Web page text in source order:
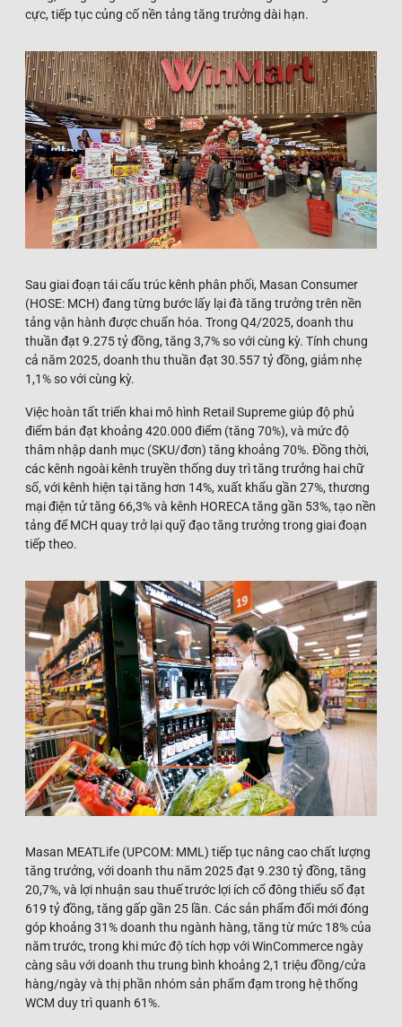
cực, tiếp tục củng cố nền tảng tăng trưởng dài hạn.
Sau giai đoạn tái cấu trúc kênh phân phối, Masan Consumer
(HOSE: MCH) đang từng bước lấy lại đà tăng trưởng trên nền
tảng vận hành được chuẩn hóa. Trong Q4/2025, doanh thu
thuần đạt 9.275 tỷ đồng, tăng 3,7% so với cùng kỳ. Tính chung
cả năm 2025, doanh thu thuần đạt 30.557 tỷ đồng, giảm nhẹ
1,1% so với cùng kỳ.
Việc hoàn tất triển khai mô hình Retail Supreme giúp độ phủ
điểm bán đạt khoảng 420.000 điểm (tăng 70%), và mức độ
thâm nhập danh mục (SKU/đơn) tăng khoảng 70%. Đồng thời,
các kênh ngoài kênh truyền thống duy trì tăng trưởng hai chữ
số, với kênh hiện tại tăng hơn 14%, xuất khẩu gần 27%, thương
mại điện tử tăng 66,3% và kênh HORECA tăng gần 53%, tạo nền
tảng để MCH quay trở lại quỹ đạo tăng trưởng trong giai đoạn
tiếp theo.
Masan MEATLife (UPCOM: MML) tiếp tục nâng cao chất lượng
tăng trưởng, với doanh thu năm 2025 đạt 9.230 tỷ đồng, tăng
20,7%, và lợi nhuận sau thuế trước lợi ích cổ đông thiểu số đạt
619 tỷ đồng, tăng gấp gần 25 lần. Các sản phẩm đổi mới đóng
góp khoảng 31% doanh thu ngành hàng, tăng từ mức 18% của
năm trước, trong khi mức độ tích hợp với WinCommerce ngày
càng sâu với doanh thu trung bình khoảng 2,1 triệu đồng/cửa
hàng/ngày và thị phần nhóm sản phẩm đạm trong hệ thống
WCM duy trì quanh 61%.